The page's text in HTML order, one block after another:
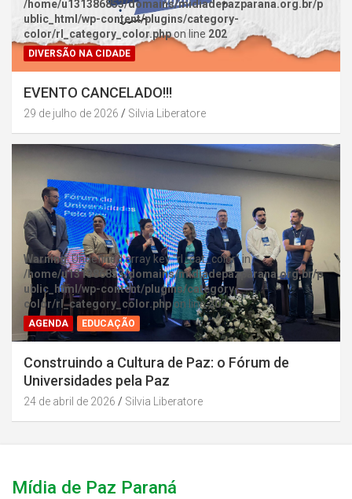
/home/u131386853/domains/midiadepazparana.org.br/p
ublic_html/wp-content/plugins/category-
color/rl_category_color.phpon line 202
DIVERSÃO NA CIDADE
EVENTO CANCELADO!!!
29 de julho de 2026 Silvia Liberatore
Warning: Undefined array key "rl_cat_color" in
/home/u131386853/domains/midiadepazparana.org.br/p
ublic_html/wp-content/plugins/category-
color/rl_category_color.phpon line202
AGENDA EDUCAÇÃO
Construindo a Cultura de Paz: o Fórum de
Universidades pela Paz
24 de abril de 2026 Silvia Liberatore
Mídia de Paz Paraná